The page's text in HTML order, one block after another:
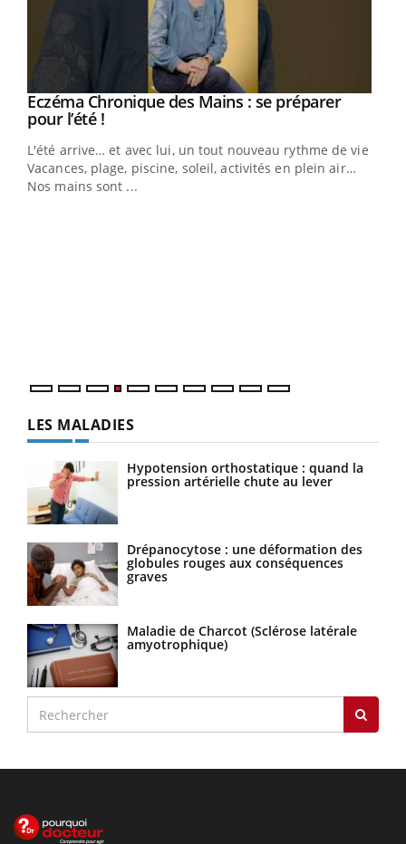
Youtube
Eczéma Chronique des Mains : se préparer
pour l’été !Youtube
L'été arrive… et avec lui, un tout nouveau rythme de vie !
Vacances, plage, piscine, soleil, activités en plein air…
Nos mains sont ...
LES MALADIES
Hypotension orthostatique : quand la
pression artérielle chute au lever
Drépanocytose : une déformation des
globules rouges aux conséquences
graves
Maladie de Charcot (Sclérose latérale
amyotrophique)